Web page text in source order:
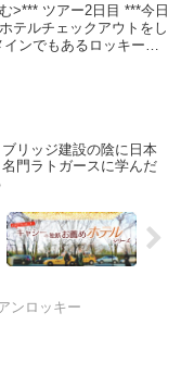
>*** ツアー2日目 ***今日
テルチェックアウトをし
ンでもあるロッキーマ
リッジ建設の陰に日本
門ラトガースに学んだ
ンロッキー